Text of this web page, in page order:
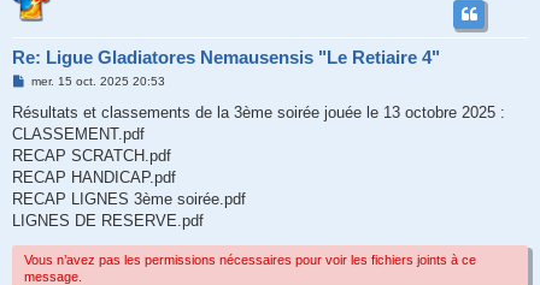
Re: Ligue Gladiatores Nemausensis "Le Retiaire 4"
M
s
a
g
mer. 15 oct. 2025 20:53
Résultats et classements de la 3ème soirée jouée le 13 octobre 2025 :
CLASSEMENT.pdf
RECAP SCRATCH.pdf
RECAP HANDICAP.pdf
RECAP LIGNES 3ème soirée.pdf
LIGNES DE RESERVE.pdf
Vous n’avez pas les permissions nécessaires pour voir les fichiers joints à ce
message.